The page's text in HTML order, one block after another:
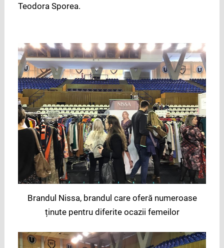
Teodora Sporea.
Brandul Nissa, brandul care oferă numeroase
ținute pentru diferite ocazii femeilor